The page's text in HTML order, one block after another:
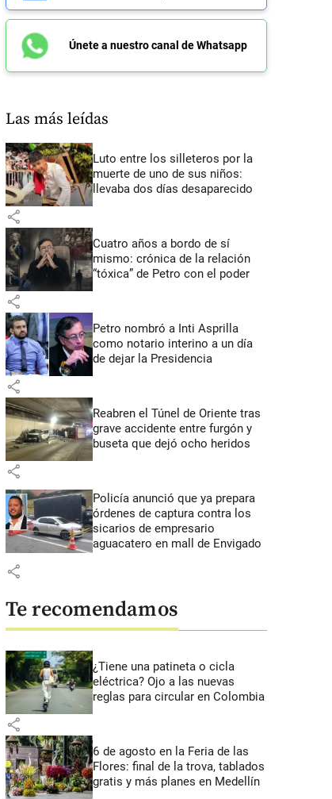
Únete a nuestro canal de Whatsapp
Las más leídas
Luto entre los silleteros por la
muerte de uno de sus niños:
llevaba dos días desaparecido
share
Cuatro años a bordo de sí
mismo: crónica de la relación
“tóxica” de Petro con el poder
share
Petro nombró a Inti Asprilla
como notario interino a un día
de dejar la Presidencia
share
Reabren el Túnel de Oriente tras
grave accidente entre furgón y
buseta que dejó ocho heridos
share
Policía anunció que ya prepara
órdenes de captura contra los
sicarios de empresario
aguacatero en mall de Envigado
share
Te recomendamos
¿Tiene una patineta o cicla
eléctrica? Ojo a las nuevas
reglas para circular en Colombia
share
6 de agosto en la Feria de las
Flores: final de la trova, tablados
gratis y más planes en Medellín